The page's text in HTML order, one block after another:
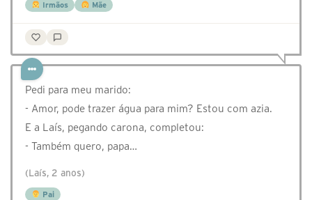
Irmãos Mãe
Pedi para meu marido:
- Amor, pode trazer água para mim? Estou com azia.
E a Laís, pegando carona, completou:
- Também quero, papa…
(Laís, 2 anos)
Pai